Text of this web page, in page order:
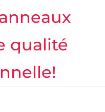
qualité